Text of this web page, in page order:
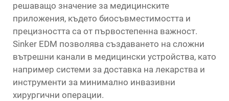
решаващо значение за медицинските
приложения, където биосъвместимостта и
прецизността са от първостепенна важност.
Sinker EDM позволява създаването на сложни
вътрешни канали в медицински устройства, като
например системи за доставка на лекарства и
инструменти за минимално инвазивни
хирургични операции.